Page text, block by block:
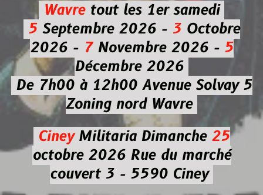
Wavretout les 1er samedi
5Septembre 2026 - 3Octobre
2026 -7Novembre 2026 - 5
Décembre 2026
De 7h00 à 12h00 Avenue Solvay 5
Zoning nord Wavre
CineyMilitaria Dimanche 25
octobre 2026Rue du marché
couvert 3 - 5590 Ciney